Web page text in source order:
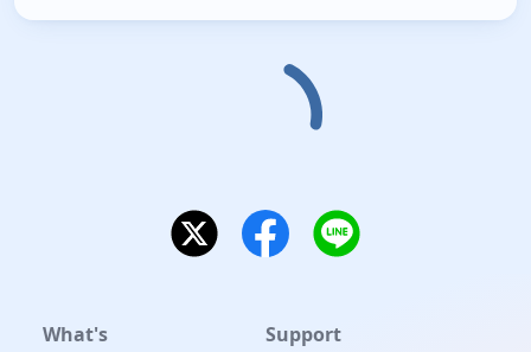
What's Support